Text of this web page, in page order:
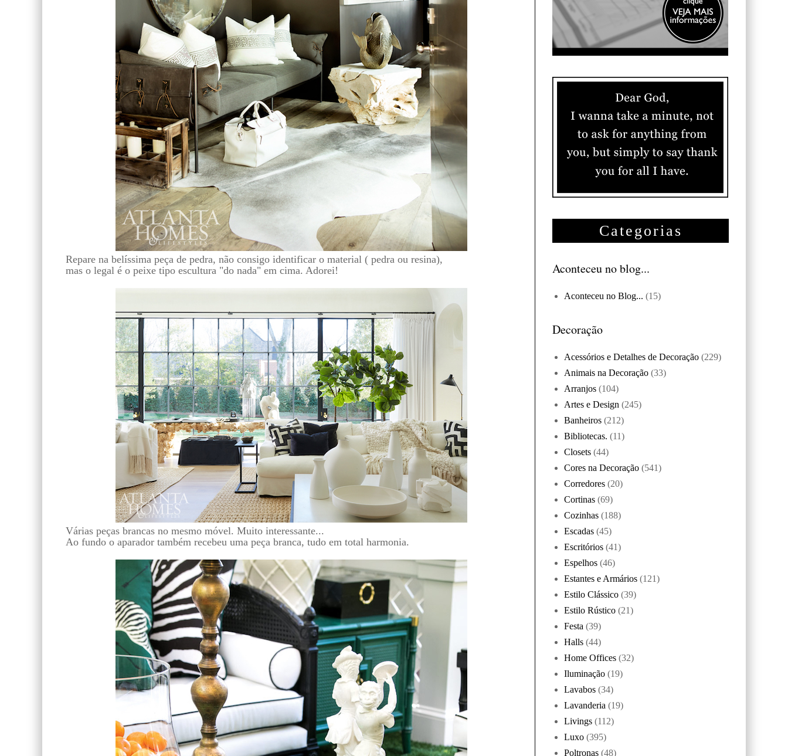
Repare na belíssima peça de pedra, não consigo identificar o material ( pedra ou resina),
mas o legal é o peixe tipo escultura "do nada" em cima. Adorei!
Várias peças brancas no mesmo móvel. Muito interessante...
Ao fundo o aparador também recebeu uma peça branca, tudo em total harmonia.
Categorias
Aconteceu no blog...
Aconteceu no Blog... (15)
Decoração
Acessórios e Detalhes de Decoração (229)
Animais na Decoração (33)
Arranjos (104)
Artes e Design (245)
Banheiros (212)
Bibliotecas. (11)
Closets (44)
Cores na Decoração (541)
Corredores (20)
Cortinas (69)
Cozinhas (188)
Escadas (45)
Escritórios (41)
Espelhos (46)
Estantes e Armários (121)
Estilo Clássico (39)
Estilo Rústico (21)
Festa (39)
Halls (44)
Home Offices (32)
Iluminação (19)
Lavabos (34)
Lavanderia (19)
Livings (112)
Luxo (395)
Poltronas (48)